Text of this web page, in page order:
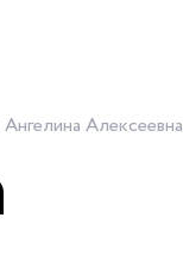
Алексеевна